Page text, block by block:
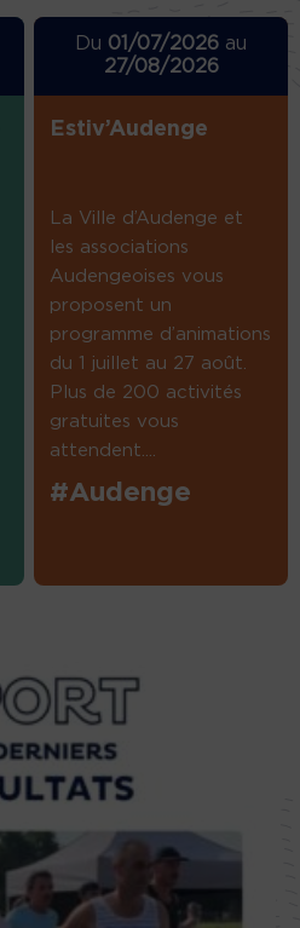
Du 01/07/2026 au
27/08/2026
Estiv’Audenge
La Ville d’Audenge et
les associations
Audengeoises vous
proposent un
programme d’animations
du 1 juillet au 27 août.
Plus de 200 activités
gratuites vous
attendent....
#Audenge